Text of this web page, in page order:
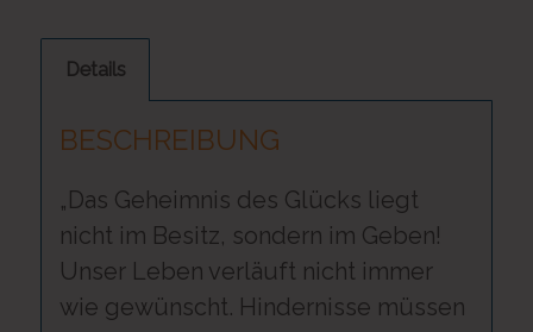
Details
BESCHREIBUNG
„Das Geheimnis des Glücks liegt
nicht im Besitz, sondern im Geben!
Unser Leben verläuft nicht immer
wie gewünscht. Hindernisse müssen